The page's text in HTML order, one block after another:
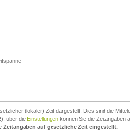
(lokaler) Zeit dargestellt. Dies sind die
über die Einstellungen können Sie die Zeitangaben
Zeitangaben auf gesetzliche Zeit eingestellt.